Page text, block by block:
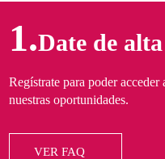
1.Date de alta
Regístrate para poder
nuestras oportunidades.
VER FAQ